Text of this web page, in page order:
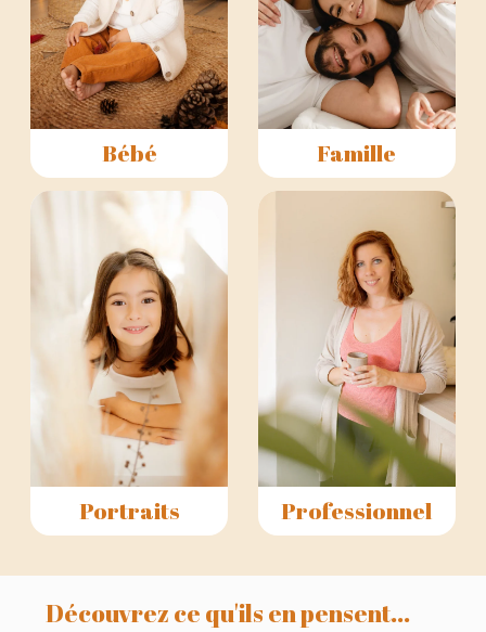
Bébé Famille
Portraits Professionnel
Découvrez ce qu'ils en pensent...